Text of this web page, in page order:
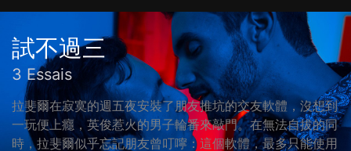
試不過三
3 Essais
拉斐爾在寂寞的週五夜安裝了朋友推坑的交友軟體，沒想到
一玩便上癮，英俊惹火的男子輪番來敲門。在無法自拔的同
時，拉斐爾似乎忘記朋友曾叮嚀：這個軟體，最多只能使用